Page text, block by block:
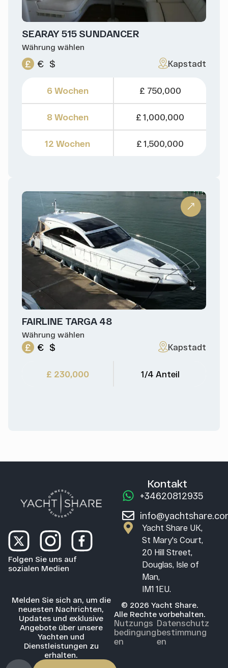
SEARAY 515 SUNDANCER
Währung wählen
£ € $ Kapstadt
6 Wochen
8 Wochen
12 Wochen
£ 750,000
£ 1,000,000
£ 1,500,000
FAIRLINE TARGA 48
Währung wählen
£ € $ Kapstadt
£ 230,000 1/4 Anteil
Folgen Sie uns auf
sozialen Medien
Kontakt
+34620812935
Yacht Share UK,
St Mary's Court,
20 Hill Street,
Douglas, Isle of
Man,
IM1 1EU.
Melden Sie sich an, um die
neuesten Nachrichten,
Updates und exklusive
Angebote über unsere
Yachten und
Dienstleistungen zu
erhalten.
© 2026 Yacht Share.
Alle Rechte vorbehalten.
Nutzungs
bedingung
en
Datenschutz
bestimmung
en